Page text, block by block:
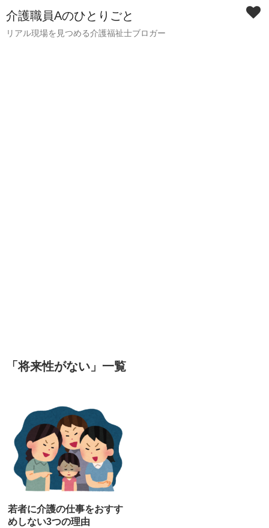
介護職員Aのひとりごと
リアル現場を見つめる介護福祉士ブロガー
「将来性がない 」 一覧
若者に介護の仕事をおすす
めしない3つの理由